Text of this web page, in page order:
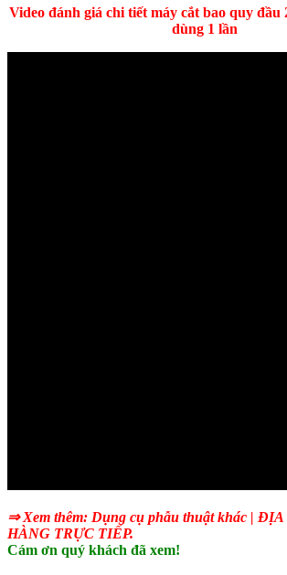
Video đánh giá chi tiết máy cắt bao quy đầu
dùng 1 lần
⇒ Xem thêm: Dụng cụ phẫu thuật khác | ĐỊA
HÀNG TRỰC TIẾP.
Cám ơn quý khách đã xem!